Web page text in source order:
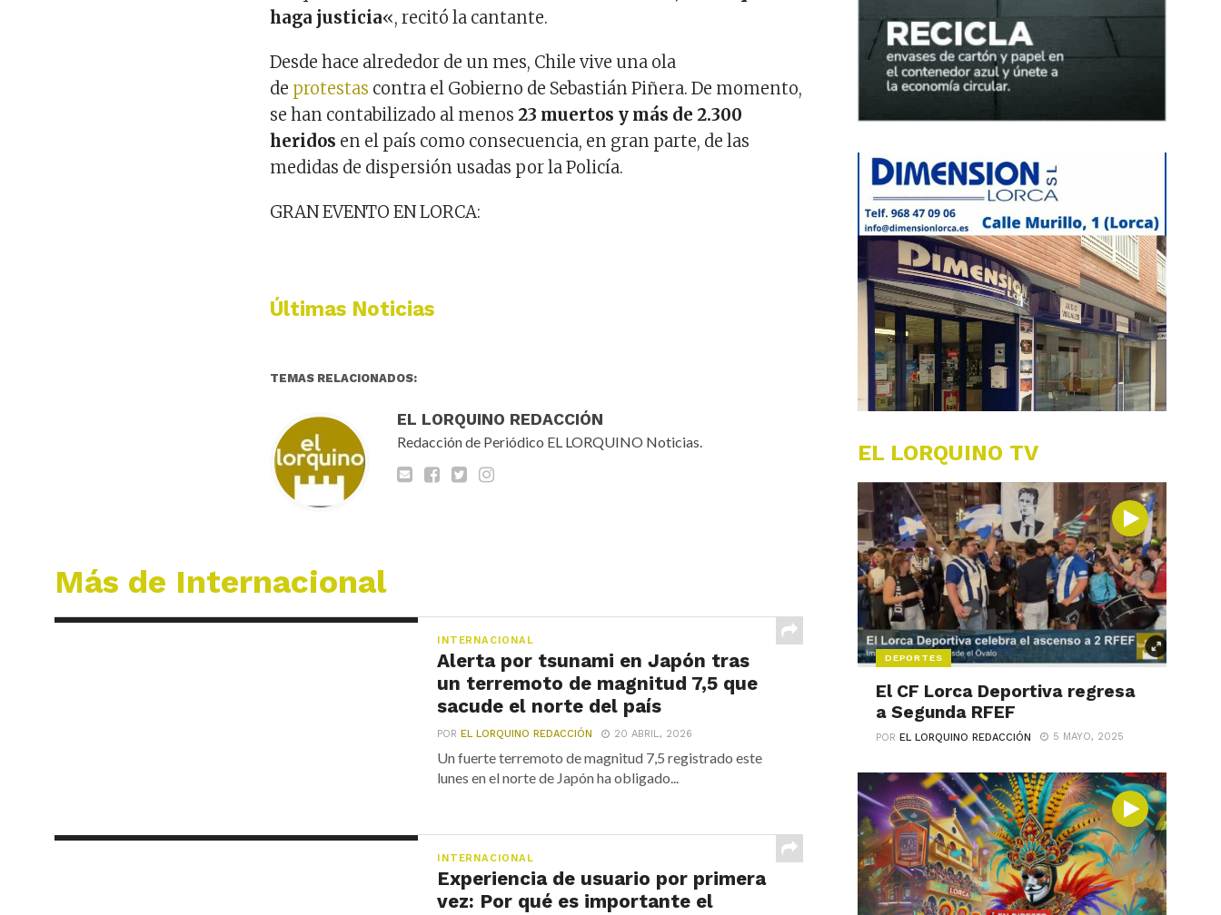
haga justicia«, recitó la cantante.
Desde hace alrededor de un mes, Chile vive una ola
de protestas contra el Gobierno de Sebastián Piñera. De momento,
se han contabilizado al menos 23 muertos y más de 2.300
heridos en el país como consecuencia, en gran parte, de las
medidas de dispersión usadas por la Policía.
GRAN EVENTO EN LORCA:
Últimas Noticias
TEMAS RELACIONADOS:
EL LORQUINO REDACCIÓN
Redacción de Periódico EL LORQUINO Noticias.
Más de Internacional
INTERNACIONAL
Alerta por tsunami en Japón tras
un terremoto de magnitud 7,5 que
sacude el norte del país
POR EL LORQUINO REDACCIÓN 20 ABRIL, 2026
Un fuerte terremoto de magnitud 7,5 registrado este
lunes en el norte de Japón ha obligado...
INTERNACIONAL
Experiencia de usuario por primera
vez: Por qué es importante el
EL LORQUINO TV
DEPORTES
El CF Lorca Deportiva regresa
a Segunda RFEF
POREL LORQUINO REDACCIÓN 5 MAYO, 2025